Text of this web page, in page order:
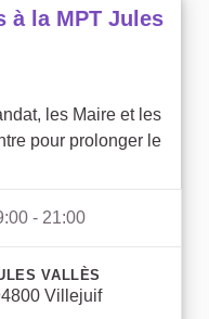
à la MPT Jules
les Maire et les
pour prolonger le
- 21:00
VALLÈS
Villejuif